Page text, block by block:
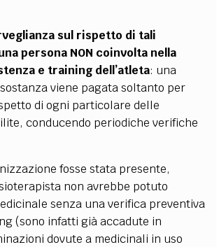
sul rispetto di tali
persona NON coinvolta nella
e training dell’atleta: una
viene pagata soltanto per
di ogni particolare delle
conducendo periodiche verifiche
fosse stata presente,
non avrebbe potuto
senza una verifica preventiva
(sono infatti già accadute in
dovute a medicinali in uso